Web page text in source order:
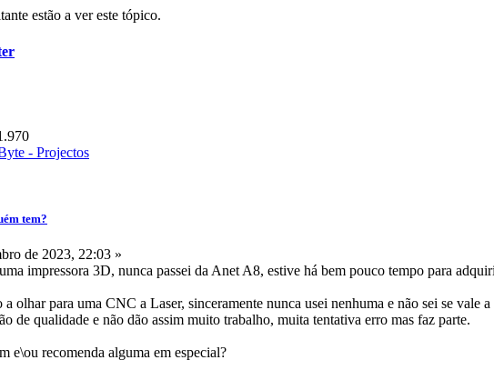
estão a ver este tópico.
tem?
de 2023, 22:03 »
impressora 3D, nunca passei da Anet A8, estive há bem pouco tempo para
a olhar para uma CNC a Laser, sinceramente nunca usei nenhuma e não sei se
de qualidade e não dão assim muito trabalho, muita tentativa erro mas faz parte.
e\ou recomenda alguma em especial?